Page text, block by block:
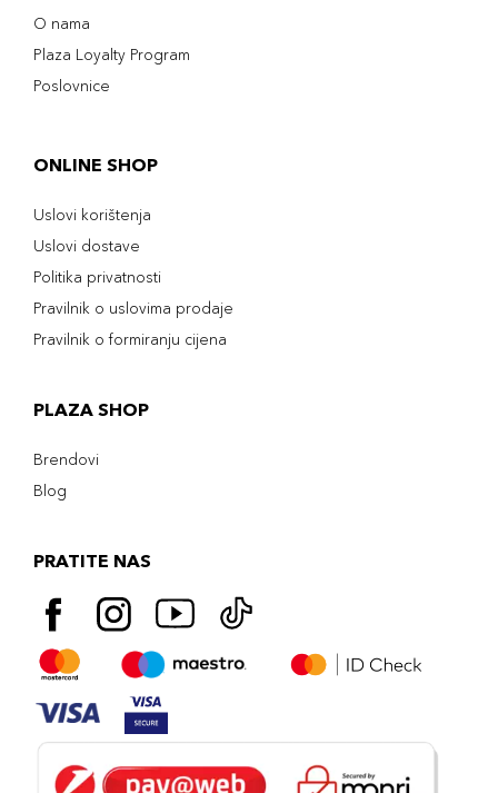
O nama
Plaza Loyalty Program
Poslovnice
ONLINE SHOP
Uslovi korištenja
Uslovi dostave
Politika privatnosti
Pravilnik o uslovima prodaje
Pravilnik o formiranju cijena
PLAZA SHOP
Brendovi
Blog
PRATITE NAS